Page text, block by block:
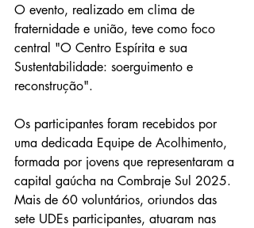
O evento, realizado em clima de
fraternidade e união, teve como foco
central "O Centro Espírita e sua
Sustentabilidade: soerguimento e
reconstrução".
Os participantes foram recebidos por
uma dedicada Equipe de Acolhimento,
formada por jovens que representaram a
capital gaúcha na Combraje Sul 2025.
Mais de 60 voluntários, oriundos das
sete UDEs participantes, atuaram nas